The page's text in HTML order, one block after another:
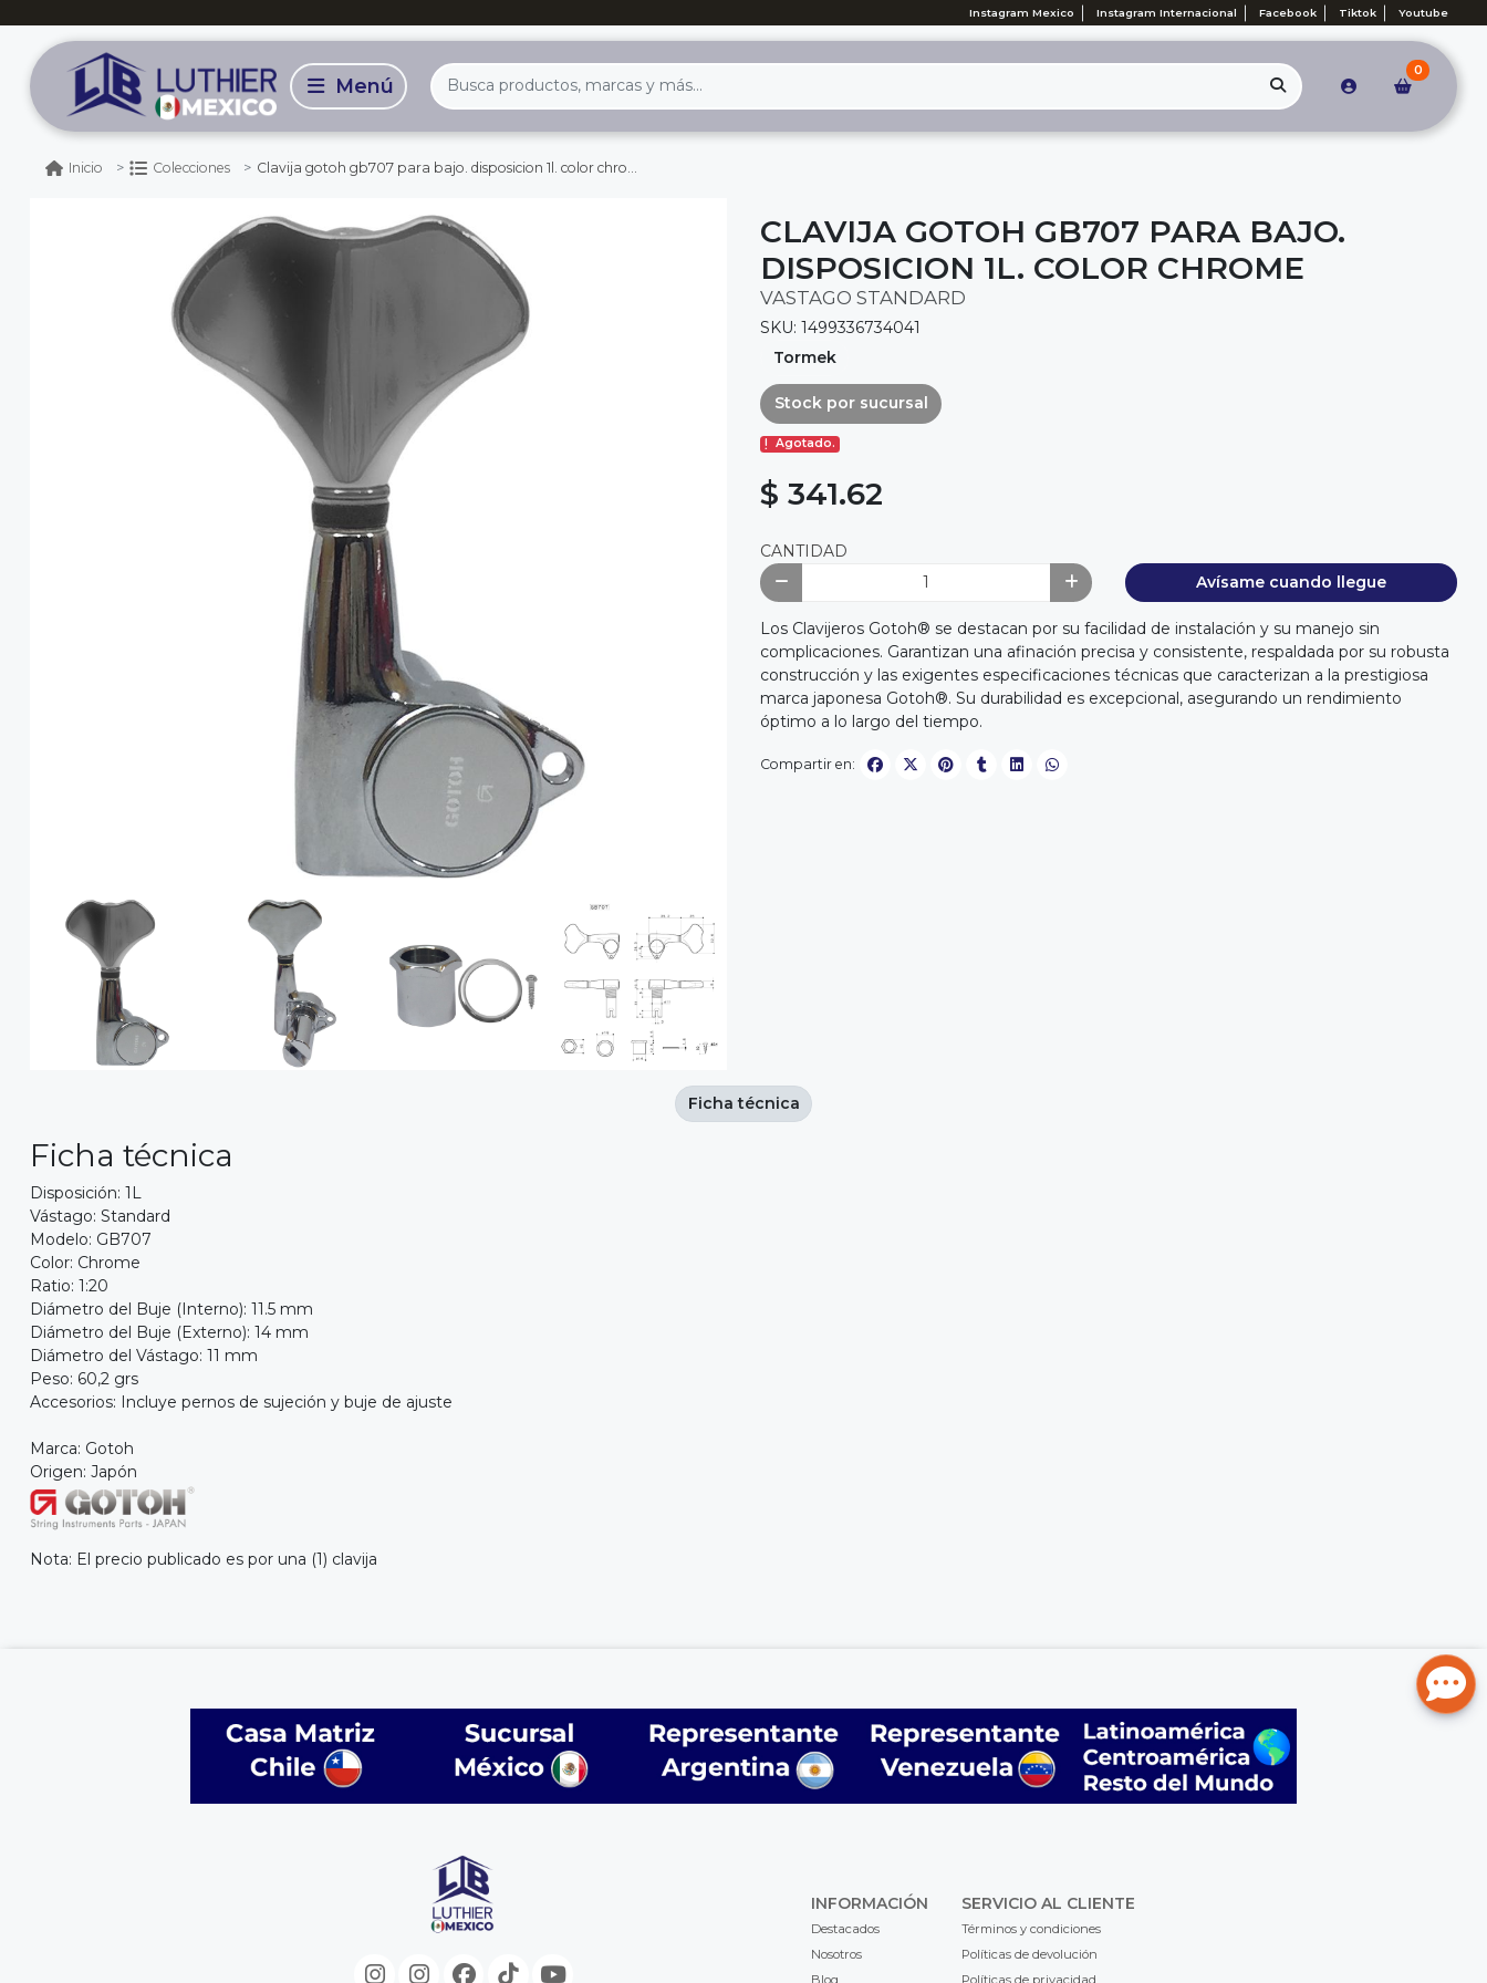
Instagram Mexico Instagram Internacional Facebook Tiktok Youtube
0
Inicio Colecciones Clavija gotoh gb707 para bajo. disposicion 1l. color chrome
CLAVIJA GOTOH GB707 PARA BAJO.
DISPOSICION 1L. COLOR CHROME
VASTAGO STANDARD
SKU: 1499336734041
Tormek
Stock por sucursal
Agotado.
$ 341.62
CANTIDAD
Avísame cuando llegue
Los Clavijeros Gotoh® se destacan por su facilidad de instalación y su manejo sin
complicaciones. Garantizan una afinación precisa y consistente, respaldada por su robusta
construcción y las exigentes especificaciones técnicas que caracterizan a la prestigiosa
marca japonesa Gotoh®. Su durabilidad es excepcional, asegurando un rendimiento
óptimo a lo largo del tiempo.
Compartir en:
Ficha técnica
Disposición: 1L
Vástago: Standard
Modelo: GB707
Color: Chrome
Ratio: 1:20
Diámetro del Buje (Interno): 11.5 mm
Diámetro del Buje (Externo): 14 mm
Diámetro del Vástago: 11 mm
Peso: 60,2 grs
Accesorios: Incluye pernos de sujeción y buje de ajuste
Marca: Gotoh
Origen: Japón
Nota: El precio publicado es por una (1) clavija
Ficha técnica
INFORMACIÓN
Destacados
Nosotros
SERVICIO AL CLIENTE
Términos y condiciones
Políticas de devolución